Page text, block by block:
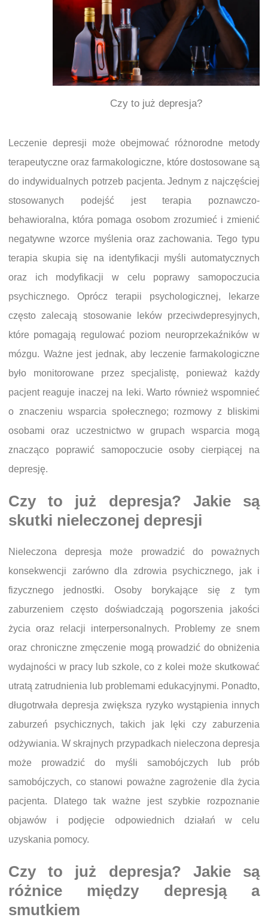
Czy to już depresja?
Leczenie depresji może obejmować różnorodne metody
terapeutyczne oraz farmakologiczne, które dostosowane są
do indywidualnych potrzeb pacjenta. Jednym z najczęściej
stosowanych podejść jest terapia poznawczo-
behawioralna, która pomaga osobom zrozumieć i zmienić
negatywne wzorce myślenia oraz zachowania. Tego typu
terapia skupia się na identyfikacji myśli automatycznych
oraz ich modyfikacji w celu poprawy samopoczucia
psychicznego. Oprócz terapii psychologicznej, lekarze
często zalecają stosowanie leków przeciwdepresyjnych,
które pomagają regulować poziom neuroprzekaźników w
mózgu. Ważne jest jednak, aby leczenie farmakologiczne
było monitorowane przez specjalistę, ponieważ każdy
pacjent reaguje inaczej na leki. Warto również wspomnieć
o znaczeniu wsparcia społecznego; rozmowy z bliskimi
osobami oraz uczestnictwo w grupach wsparcia mogą
znacząco poprawić samopoczucie osoby cierpiącej na
depresję.
Czy to już depresja? Jakie są
skutki nieleczonej depresji
Nieleczona depresja może prowadzić do poważnych
konsekwencji zarówno dla zdrowia psychicznego, jak i
fizycznego jednostki. Osoby borykające się z tym
zaburzeniem często doświadczają pogorszenia jakości
życia oraz relacji interpersonalnych. Problemy ze snem
oraz chroniczne zmęczenie mogą prowadzić do obniżenia
wydajności w pracy lub szkole, co z kolei może skutkować
utratą zatrudnienia lub problemami edukacyjnymi. Ponadto,
długotrwała depresja zwiększa ryzyko wystąpienia innych
zaburzeń psychicznych, takich jak lęki czy zaburzenia
odżywiania. W skrajnych przypadkach nieleczona depresja
może prowadzić do myśli samobójczych lub prób
samobójczych, co stanowi poważne zagrożenie dla życia
pacjenta. Dlatego tak ważne jest szybkie rozpoznanie
objawów i podjęcie odpowiednich działań w celu
uzyskania pomocy.
Czy to już depresja? Jakie są
różnice między depresją a
smutkiem